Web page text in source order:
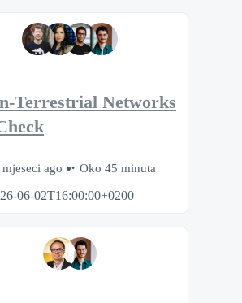
Terrestrial Networks
mjeseci ago
Oko 45 minuta
06-02T16:00:00+0200